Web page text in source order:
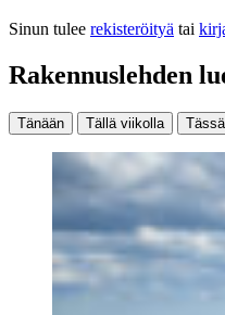
Sinun tulee rekisteröityä tai
Rakennuslehden
Tänään Tällä viikolla